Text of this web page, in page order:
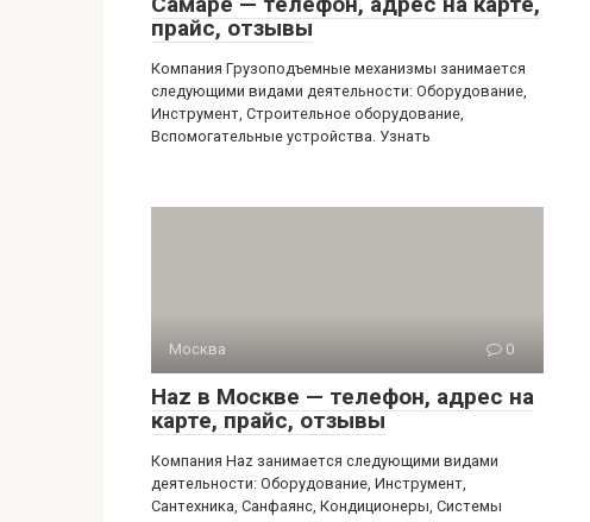
прайс, отзывы
Компания Грузоподъемные механизмы занимается
следующими видами деятельности: Оборудование,
Инструмент, Строительное оборудование,
Вспомогательные устройства. Узнать
Москва 0
Haz в Москве — телефон, адрес на
карте, прайс, отзывы
Компания Haz занимается следующими видами
деятельности: Оборудование, Инструмент,
Сантехника, Санфаянс, Кондиционеры, Системы